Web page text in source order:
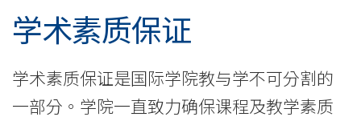
质
保
证
学术素质保证
学术素质保证是国际学院教与学不可分割的
一部分。学院一直致力确保课程及教学素质